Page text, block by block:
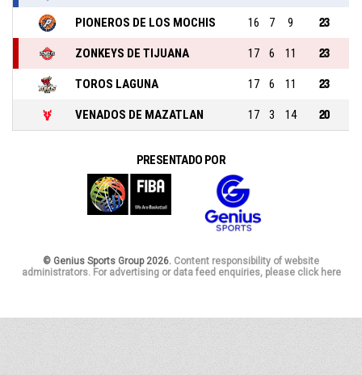
PIONEROS DE LOS MOCHIS 16 7 9 23
ZONKEYS DE TIJUANA 17 6 11 23
TOROS LAGUNA 17 6 11 23
VENADOS DE MAZATLAN 17 3 14 20
PRESENTADO POR
© Genius Sports Group 2026. Content responsibility of website
administrators. For advertising or data feed enquiries, please click here